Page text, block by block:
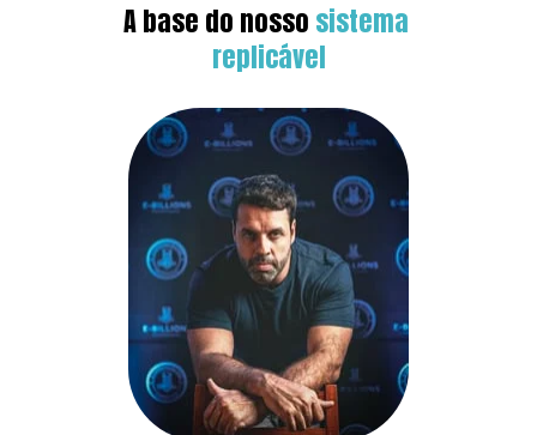
A base do nosso sistema
replicável